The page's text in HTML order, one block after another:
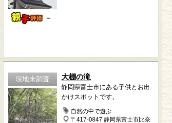
－
現地未調査 大棚の滝
静岡県富士市にある子供とお出
かけスポットです。
自然の中で遊ぶ
〒417-0847 静岡県富士市比奈